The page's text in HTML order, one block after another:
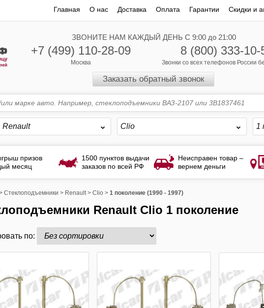
Главная О нас Доставка Оплата Гарантии Скидки и
ЗВОНИТЕ НАМ КАЖДЫЙ ДЕНЬ С 9:00 до 21:00
+7 (499) 110-28-09
Москва
8 (800) 333-10-
Звонки со всех телефонов России
Заказать обратный звонок
Renault Clio 1
призов
месяц
1500 пунктов выдачи
заказов по всей РФ
Неисправен товар –
вернем деньги
Стеклоподъемники > Renault > Clio > 1 поколение (1990 - 1997)
Renault Clio 1 поколение
по: